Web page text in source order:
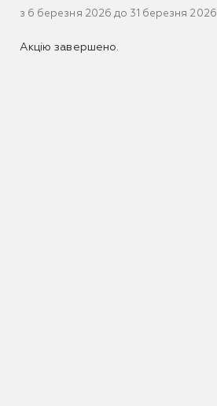
з 6 березня 2026 до 31 березня 2026
Акцію завершено.